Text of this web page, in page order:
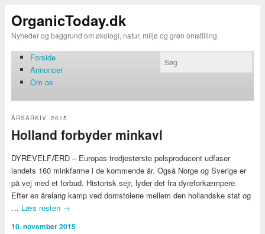
OrganicToday.dk
Nyheder og baggrund om økologi, natur, miljø og grøn omstilling.
Forside
Annoncer
Om os
ÅRSARKIV: 2015
Holland forbyder minkavl
DYREVELFÆRD – Europas tredjestørste pelsproducent udfaser
landets 160 minkfarme i de kommende år. Også Norge og Sverige er
på vej med et forbud. Historisk sejr, lyder det fra dyreforkæmpere.
Efter en årelang kamp ved domstolene mellem den hollandske stat og
… Læs resten →
10. november 2015